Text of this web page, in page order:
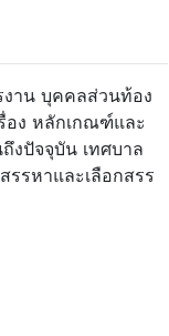
าน บุคคลส่วนท้อง
อง หลักเกณฑ์และ
งปัจจุบัน เทศบาล
รหาและเลือกสรร